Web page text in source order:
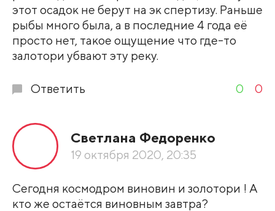
этот осадок не берут на эк спертизу. Раньше
рыбы много была, а в последние 4 года её
просто нет, такое ощущение что где-то
залотори убвают эту реку.
Ответить 0 0
Светлана Федоренко
19 октября 2020, 20:35
Сегодня космодром виновин и золотори ! А
кто же остаётся виновным завтра?